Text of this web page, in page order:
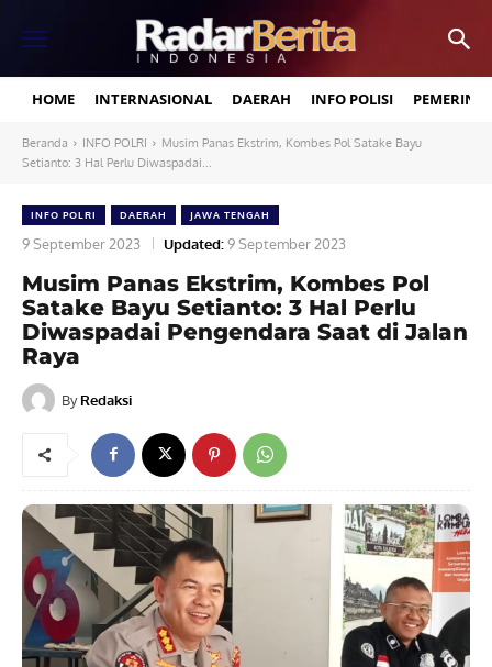
HOME INTERNASIONAL DAERAH INFO POLISI
Beranda INFO POLRI
Musim Panas Ekstrim, Kombes Pol Satake Bayu
Setianto: 3 Hal Perlu Diwaspadai...
INFO POLRI DAERAH JAWA TENGAH
9 September 2023 Updated:9 September 2023
Musim Panas Ekstrim, Kombes Pol
Satake Bayu Setianto: 3 Hal Perlu
Diwaspadai Pengendara Saat di Jalan
Raya
By Redaksi